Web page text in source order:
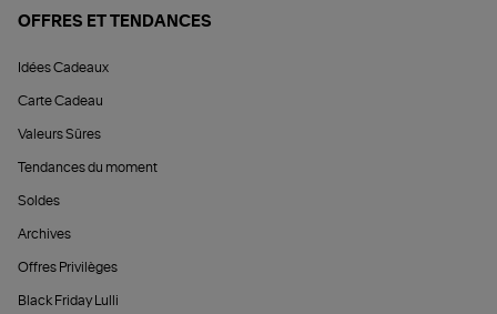
OFFRES ET TENDANCES
Idées Cadeaux
Carte Cadeau
Valeurs Sûres
Tendances du moment
Soldes
Archives
Offres Privilèges
Black Friday Lulli